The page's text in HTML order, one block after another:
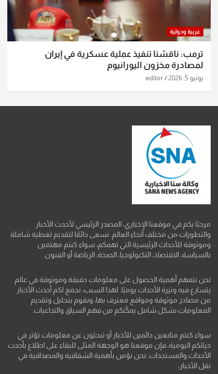
عربية ودولية
ترمب: ناقشنا تنفيذ عملية عسكرية في إيران
لمصادرة مخزون اليورانيوم
يونيو 5, 2026 editor
مرحبًا بكم في موقعنا الإخباري، المصدر الرئيسي لأحدث الأخبار
والتطورات من مختلف أنحاء العالم. نسعى دائمًا لتقديم تغطية شاملة
وموثوقة للأحداث الرئيسية التي تهمكم، سواء كنتم مهتمين
بالسياسة، الاقتصاد، التكنولوجيا، الصحة، الرياضة أو الفنون.
نحن نتفهم أهمية الحصول على معلومات دقيقة وموثوقة في عالم
يتسارع فيه وتيرة الأحداث يوميًا. لهذا السبب، نجمع لكم أحدث الأخبار
من مصادر موثوقة ومواقع معترف بها، ونقوم بتحليل وتقديم
المعلومات بشكل شامل يمكّنكم من فهم السياق والتداعيات.
سواء كنتم متابعين دائمين للأخبار أو تبحثون عن معلومات تؤثر في
حياتكم اليومية، فإن موقعنا هو الوجهة المثلى للبقاء على اطلاع بأحدث
الأحداث والمستجدات. نحن نؤمن بأهمية الشفافية والمصداقية في
نقل الأخبار،